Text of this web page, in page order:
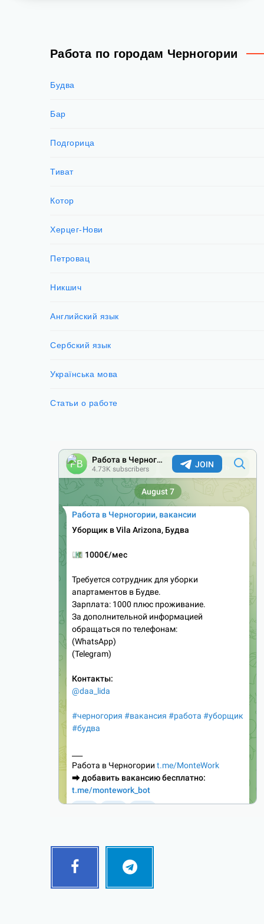
Работа по городам Черногории
Будва
Бар
Подгорица
Тиват
Котор
Херцег-Нови
Петровац
Никшич
Английский язык
Сербский язык
Українська мова
Статьи о работе
Facebook Telegram
Follow